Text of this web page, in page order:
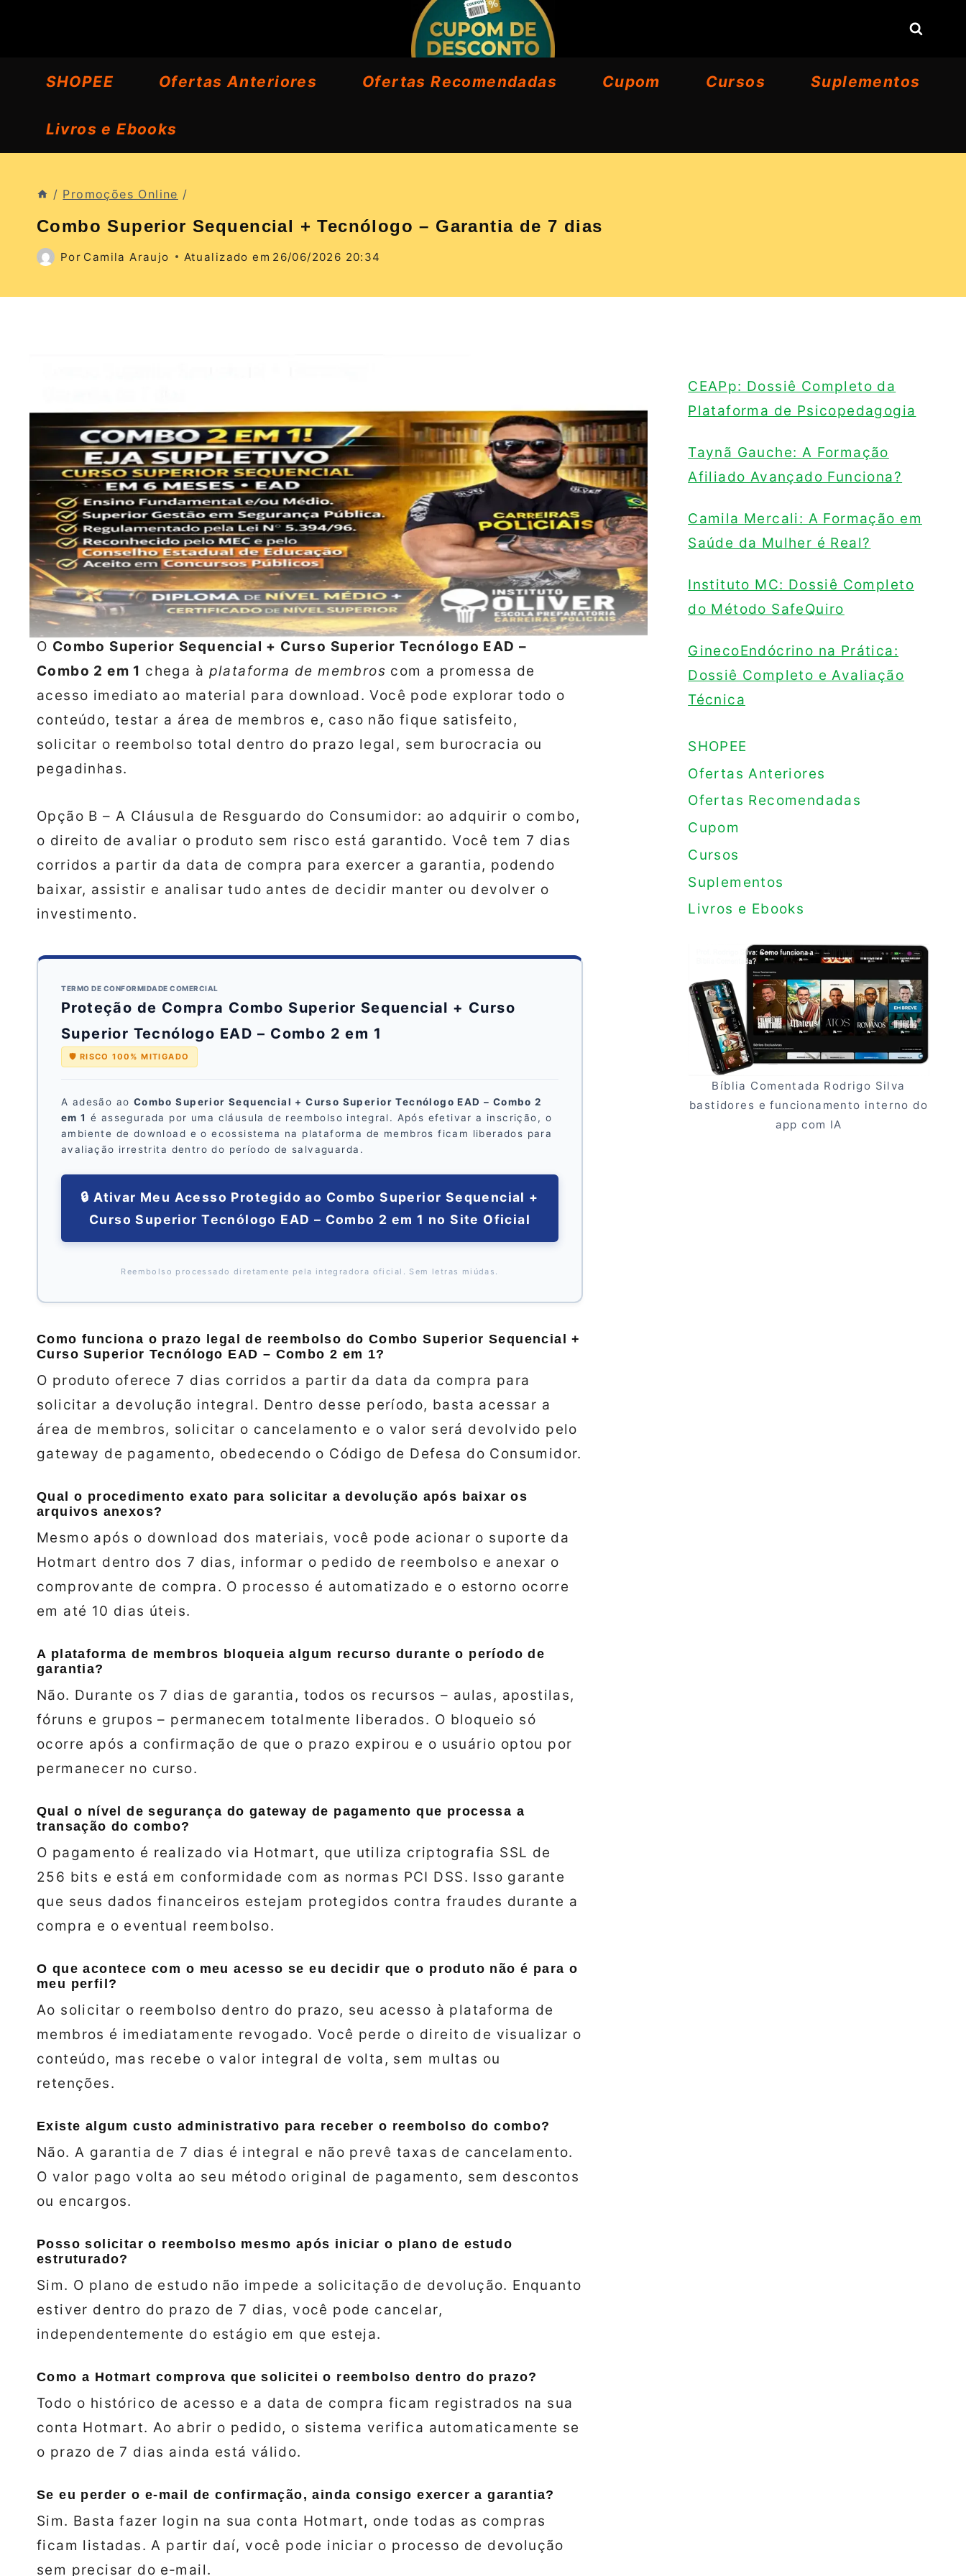
ConteúdoSHOPEE Ofertas Anteriores Ofertas Recomendadas Cupom Cursos Suplementos
Livros e Ebooks
/ Promoções Online /
Combo Superior Sequencial + Tecnólogo – Garantia de 7 dias
Por Camila Araujo Atualizado em 26/06/2026 20:34
O Combo Superior Sequencial + Curso Superior Tecnólogo EAD –
Combo 2 em 1 chega à plataforma de membros com a promessa de
acesso imediato ao material para download. Você pode explorar todo o
conteúdo, testar a área de membros e, caso não fique satisfeito,
solicitar o reembolso total dentro do prazo legal, sem burocracia ou
pegadinhas.
Opção B – A Cláusula de Resguardo do Consumidor: ao adquirir o combo,
o direito de avaliar o produto sem risco está garantido. Você tem 7 dias
corridos a partir da data de compra para exercer a garantia, podendo
baixar, assistir e analisar tudo antes de decidir manter ou devolver o
investimento.
TERMO DE CONFORMIDADE COMERCIAL
Proteção de Compra Combo Superior Sequencial + Curso
Superior Tecnólogo EAD – Combo 2 em 1
🛡️ RISCO 100% MITIGADO
A adesão ao Combo Superior Sequencial + Curso Superior Tecnólogo EAD – Combo 2
em 1 é assegurada por uma cláusula de reembolso integral. Após efetivar a inscrição, o
ambiente de download e o ecossistema na plataforma de membros ficam liberados para
avaliação irrestrita dentro do período de salvaguarda.
🔒 Ativar Meu Acesso Protegido ao Combo Superior Sequencial +
Curso Superior Tecnólogo EAD – Combo 2 em 1 no Site Oficial
Reembolso processado diretamente pela integradora oficial. Sem letras miúdas.
Como funciona o prazo legal de reembolso do Combo Superior Sequencial +
Curso Superior Tecnólogo EAD – Combo 2 em 1?
O produto oferece 7 dias corridos a partir da data da compra para
solicitar a devolução integral. Dentro desse período, basta acessar a
área de membros, solicitar o cancelamento e o valor será devolvido pelo
gateway de pagamento, obedecendo o Código de Defesa do Consumidor.
Qual o procedimento exato para solicitar a devolução após baixar os
arquivos anexos?
Mesmo após o download dos materiais, você pode acionar o suporte da
Hotmart dentro dos 7 dias, informar o pedido de reembolso e anexar o
comprovante de compra. O processo é automatizado e o estorno ocorre
em até 10 dias úteis.
A plataforma de membros bloqueia algum recurso durante o período de
garantia?
Não. Durante os 7 dias de garantia, todos os recursos – aulas, apostilas,
fóruns e grupos – permanecem totalmente liberados. O bloqueio só
ocorre após a confirmação de que o prazo expirou e o usuário optou por
permanecer no curso.
Qual o nível de segurança do gateway de pagamento que processa a
transação do combo?
O pagamento é realizado via Hotmart, que utiliza criptografia SSL de
256 bits e está em conformidade com as normas PCI DSS. Isso garante
que seus dados financeiros estejam protegidos contra fraudes durante a
compra e o eventual reembolso.
O que acontece com o meu acesso se eu decidir que o produto não é para o
meu perfil?
Ao solicitar o reembolso dentro do prazo, seu acesso à plataforma de
membros é imediatamente revogado. Você perde o direito de visualizar o
conteúdo, mas recebe o valor integral de volta, sem multas ou
retenções.
Existe algum custo administrativo para receber o reembolso do combo?
Não. A garantia de 7 dias é integral e não prevê taxas de cancelamento.
O valor pago volta ao seu método original de pagamento, sem descontos
ou encargos.
Posso solicitar o reembolso mesmo após iniciar o plano de estudo
estruturado?
Sim. O plano de estudo não impede a solicitação de devolução. Enquanto
estiver dentro do prazo de 7 dias, você pode cancelar,
independentemente do estágio em que esteja.
Como a Hotmart comprova que solicitei o reembolso dentro do prazo?
Todo o histórico de acesso e a data de compra ficam registrados na sua
conta Hotmart. Ao abrir o pedido, o sistema verifica automaticamente se
o prazo de 7 dias ainda está válido.
Se eu perder o e‑mail de confirmação, ainda consigo exercer a garantia?
Sim. Basta fazer login na sua conta Hotmart, onde todas as compras
ficam listadas. A partir daí, você pode iniciar o processo de devolução
sem precisar do e‑mail.
CEAPp: Dossiê Completo da
Plataforma de Psicopedagogia
Taynã Gauche: A Formação
Afiliado Avançado Funciona?
Camila Mercali: A Formação em
Saúde da Mulher é Real?
Instituto MC: Dossiê Completo
do Método SafeQuiro
GinecoEndócrino na Prática:
Dossiê Completo e Avaliação
Técnica
SHOPEE
Ofertas Anteriores
Ofertas Recomendadas
Cupom
Cursos
Suplementos
Livros e Ebooks
Bíblia Comentada Rodrigo Silva
bastidores e funcionamento interno do
app com IA